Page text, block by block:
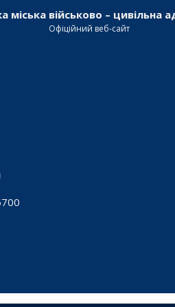
міська військово – цивільна
Офіційний веб-сайт